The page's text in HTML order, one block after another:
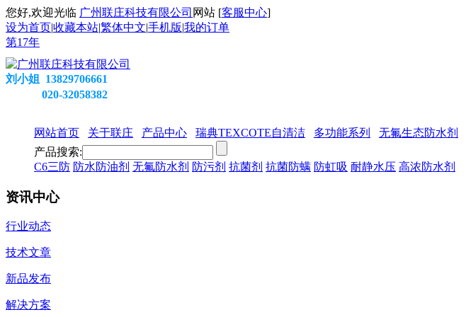
您好,欢迎光临 广州联庄科技有限公司 网站 [客服中心]
设为首页|收藏本站|繁体中文|手机版|我的订单
第17年
刘小姐 13829706661
020-32058382
网站首页 关于联庄 产品中心 瑞典TEXCOTE自清洁 多功能系列 无氟生态防水剂
产品搜索:
C6三防 防水防油剂 无氟防水剂 防污剂 抗菌剂 抗菌防螨 防虹吸 耐静水压 高浓防水剂
资讯中心
行业动态
技术文章
新品发布
解决方案